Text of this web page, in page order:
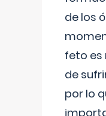
de los
feto es
de
por lo